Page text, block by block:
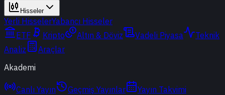
Hisseler
Yerli HisselerYabancı Hisseler
ETF
Kripto Altın & Döviz Vadeli Piyasa
Teknik
Analiz
Araçlar
Akademi
Canlı Yayın Geçmiş Yayınlar
Yayın Takvimi